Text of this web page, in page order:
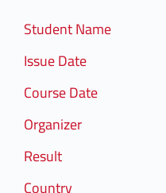
Student Name
Issue Date
Course Date
Organizer
Result
Country